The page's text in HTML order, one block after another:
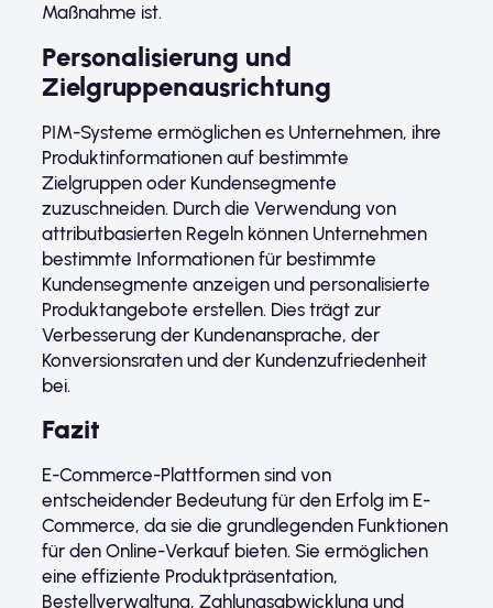
Maßnahme ist.
Personalisierung und
Zielgruppenausrichtung
PIM-Systeme ermöglichen es Unternehmen, ihre
Produktinformationen auf bestimmte
Zielgruppen oder Kundensegmente
zuzuschneiden. Durch die Verwendung von
attributbasierten Regeln können Unternehmen
bestimmte Informationen für bestimmte
Kundensegmente anzeigen und personalisierte
Produktangebote erstellen. Dies trägt zur
Verbesserung der Kundenansprache, der
Konversionsraten und der Kundenzufriedenheit
bei.
Fazit
E-Commerce-Plattformen sind von
entscheidender Bedeutung für den Erfolg im E-
Commerce, da sie die grundlegenden Funktionen
für den Online-Verkauf bieten. Sie ermöglichen
eine effiziente Produktpräsentation,
Bestellverwaltung, Zahlungsabwicklung und